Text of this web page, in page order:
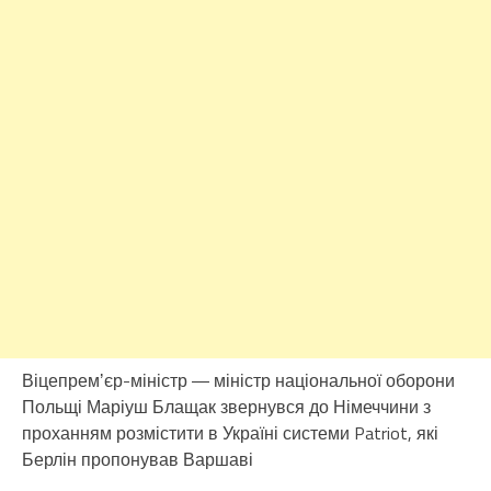
Віцепремʼєр-міністр ― міністр національної оборони
Польщі Маріуш Блащак звернувся до Німеччини з
проханням розмістити в Україні системи Patriot, які
Берлін пропонував Варшаві